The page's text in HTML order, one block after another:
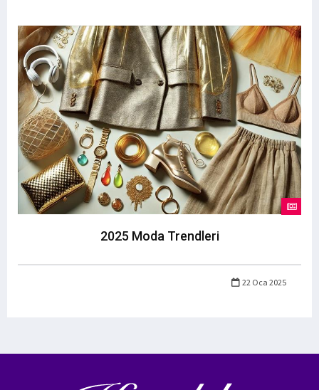
2025 Moda Trendleri
22 Oca 2025